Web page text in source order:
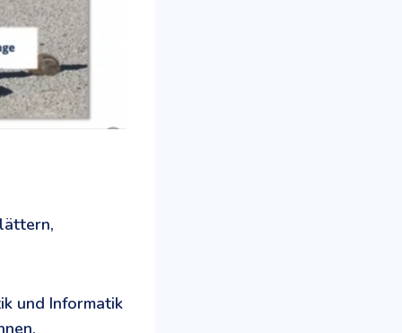
und Informatik